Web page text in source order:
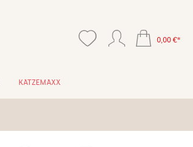
0,00 €*
KATZEMAXX